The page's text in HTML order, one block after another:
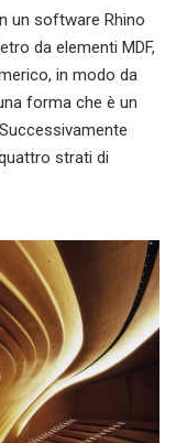
un software Rhino
da elementi MDF,
in modo da
forma che è un
strati di